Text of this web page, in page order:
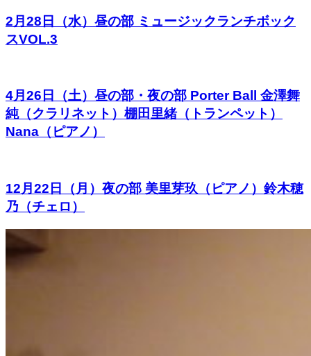
2月28日（水）昼の部 ミュージックランチボック
スVOL.3
4月26日（土）昼の部・夜の部 Porter Ball 金澤舞
純（クラリネット）棚田里緒（トランペット）
Nana（ピアノ）
12月22日（月）夜の部 美里芽玖（ピアノ）鈴木穂
乃（チェロ）